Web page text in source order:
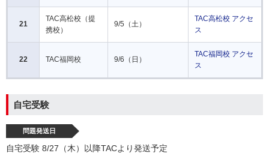
21
TAC高松校（提
携校）
9/5（土）
TAC高松校 アクセ
ス
22 TAC福岡校 9/6（日）
TAC福岡校 アクセ
ス
自宅受験
問題発送日
自宅受験 8/27（木）以降TACより発送予定